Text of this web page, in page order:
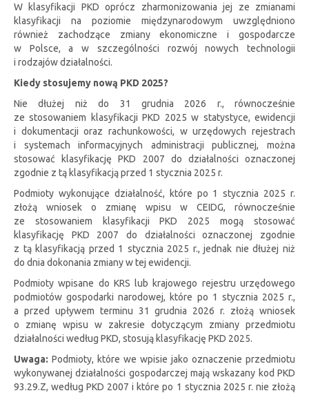
W klasyfikacji PKD oprócz zharmonizowania jej ze zmianami
klasyfikacji na poziomie międzynarodowym uwzględniono
również zachodzące zmiany ekonomiczne i gospodarcze
w Polsce, a w szczególności rozwój nowych technologii
i rodzajów działalności.
Kiedy stosujemy nową PKD 2025?
Nie dłużej niż do 31 grudnia 2026 r., równocześnie
ze stosowaniem klasyfikacji PKD 2025 w statystyce, ewidencji
i dokumentacji oraz rachunkowości, w urzędowych rejestrach
i systemach informacyjnych administracji publicznej, można
stosować klasyfikację PKD 2007 do działalności oznaczonej
zgodnie z tą klasyfikacją przed 1 stycznia 2025 r.
Podmioty wykonujące działalność, które po 1 stycznia 2025 r.
złożą wniosek o zmianę wpisu w CEIDG, równocześnie
ze stosowaniem klasyfikacji PKD 2025 mogą stosować
klasyfikację PKD 2007 do działalności oznaczonej zgodnie
z tą klasyfikacją przed 1 stycznia 2025 r., jednak nie dłużej niż
do dnia dokonania zmiany w tej ewidencji.
Podmioty wpisane do KRS lub krajowego rejestru urzędowego
podmiotów gospodarki narodowej, które po 1 stycznia 2025 r.,
a przed upływem terminu 31 grudnia 2026 r. złożą wniosek
o zmianę wpisu w zakresie dotyczącym zmiany przedmiotu
działalności według PKD, stosują klasyfikację PKD 2025.
Uwaga: Podmioty, które we wpisie jako oznaczenie przedmiotu
wykonywanej działalności gospodarczej mają wskazany kod PKD
93.29.Z, według PKD 2007 i które po 1 stycznia 2025 r. nie złożą